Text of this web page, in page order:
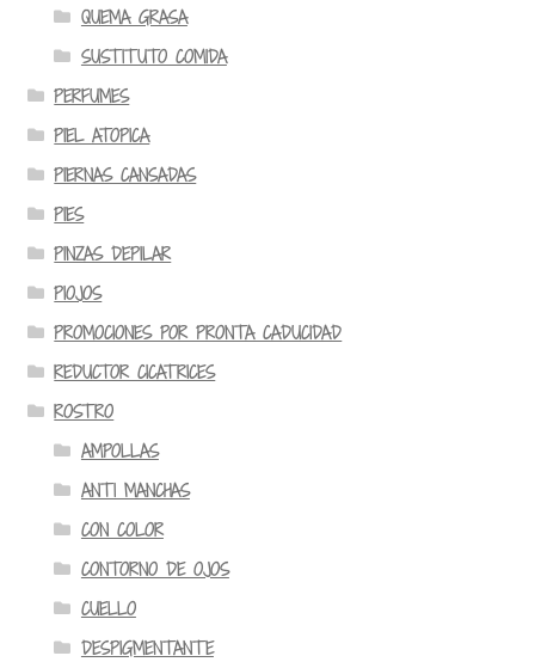
QUEMA GRASA
SUSTITUTO COMIDA
PERFUMES
PIEL ATOPICA
PIERNAS CANSADAS
PIES
PINZAS DEPILAR
PIOJOS
PROMOCIONES POR PRONTA CADUCIDAD
REDUCTOR CICATRICES
ROSTRO
AMPOLLAS
ANTI MANCHAS
CON COLOR
CONTORNO DE OJOS
CUELLO
DESPIGMENTANTE